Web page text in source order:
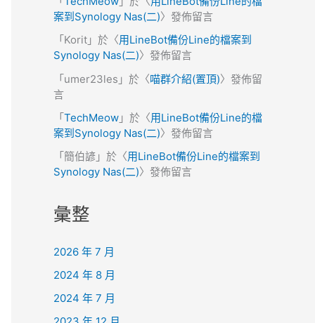
案到Synology Nas(二)〉發佈留言
「 Korit 」於〈用LineBot備份Line的檔案到
Synology Nas(二)〉發佈留言
「umer23les 」於〈喵群介紹(置頂)〉發佈留
言
「TechMeow 」於〈用LineBot備份Line的檔
案到Synology Nas(二)〉發佈留言
「 簡伯諺 」於〈用LineBot備份Line的檔案到
Synology Nas(二)〉發佈留言
彙整
2026 年 7 月
2024 年 8 月
2024 年 7 月